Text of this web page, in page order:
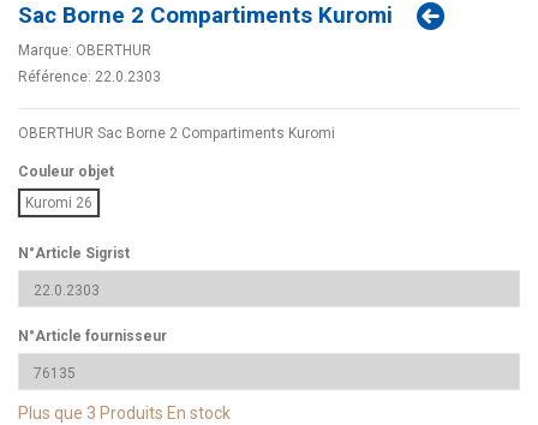
Sac Borne 2 Compartiments Kuromi
Marque: OBERTHUR
Référence: 22.0.2303
OBERTHUR Sac Borne 2 Compartiments Kuromi
Couleur objet
Kuromi 26
N°Article Sigrist
N°Article fournisseur
Plus que 3 Produits En stock